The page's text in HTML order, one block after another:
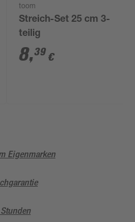
toom
Streich-Set 25 cm 3-
teilig
8,39 €
Eigenmarken